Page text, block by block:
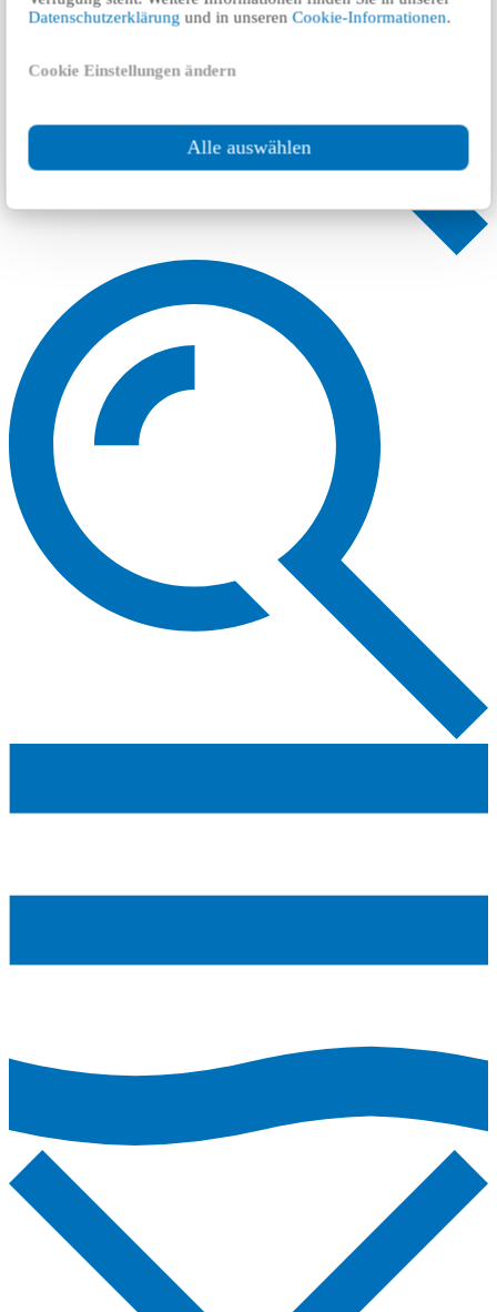
Datenschutzerklärung und in unserenCookie-Informationen.
Cookie Einstellungen ändern
Alle auswählen